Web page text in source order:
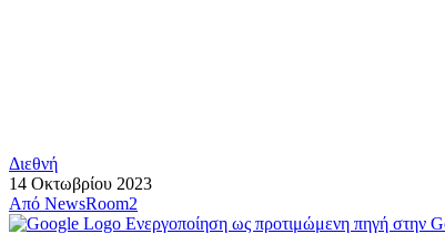
Διεθνή
14 Οκτωβρίου 2023
Από NewsRoom2
Ενεργοποίηση ως προτιμώμενη πηγή στην